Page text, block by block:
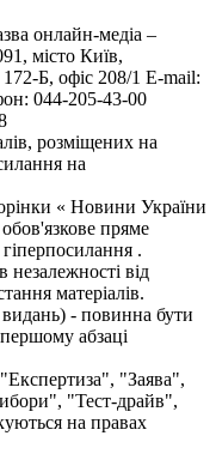
онлайн-медіа –
місто Київ,
Б, офіс 208/1 E-mail:
044-205-43-00
розміщених на
на
« Новини України
пряме
.
від
матеріалів.
видань) - повинна бути
абзаці
"Заява",
"Тест-драйв",
на правах